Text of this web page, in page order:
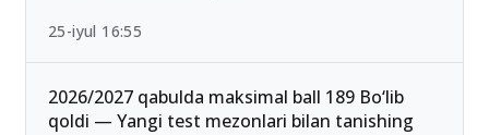
25-iyul 16:55
2026/2027 qabulda maksimal ball 189 Bo‘lib
qoldi — Yangi test mezonlari bilan tanishing